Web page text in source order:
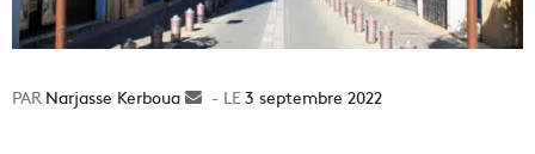
Narjasse Kerboua
Envoyer3 septembre 2022